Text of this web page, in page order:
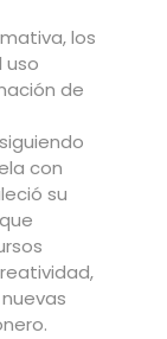
los
uso
de
con
su